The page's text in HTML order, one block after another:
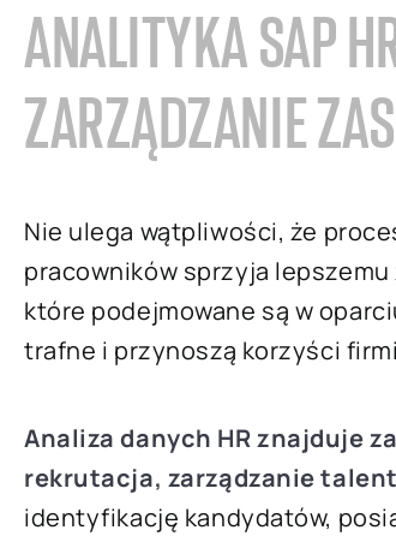
ANALITYKA SAP
ZARZĄDZANIE
Nie ulega wątpliwości, że
pracowników sprzyja
które podejmowane są w
trafne i przynoszą korzyści
Analiza danych HR znajduje
rekrutacja, zarządzanie
identyfikację kandydatów,